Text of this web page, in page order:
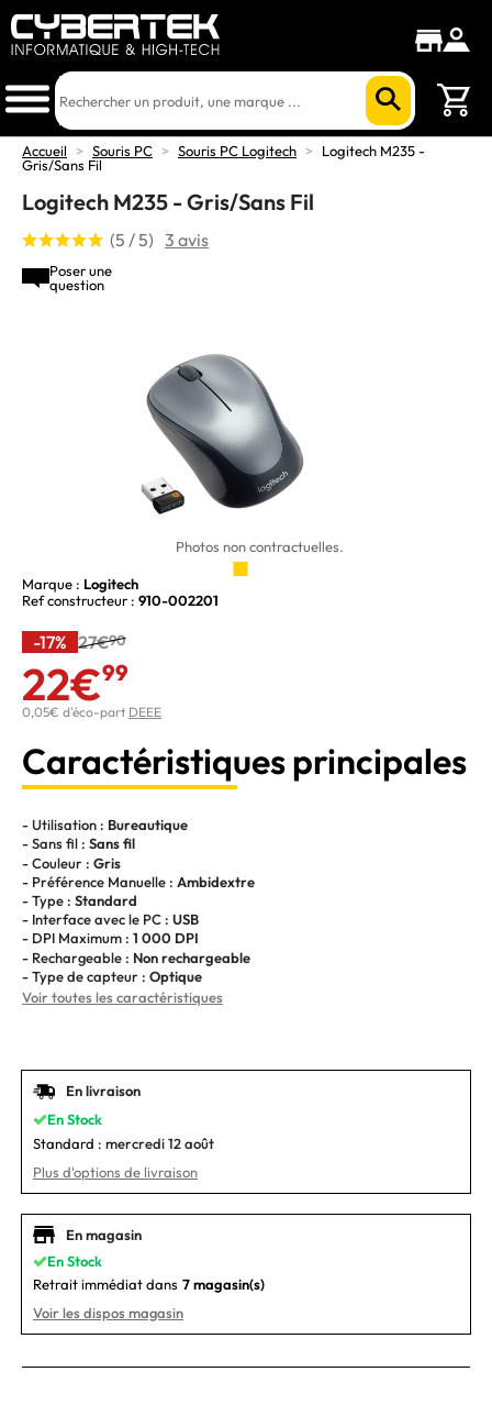
Accueil > Souris PC > Souris PC Logitech >
Logitech M235 -
Gris/Sans Fil
Logitech M235 - Gris/Sans Fil
(5 / 5) 3 avis
Poser une
question
Photos non contractuelles.
Marque : Logitech
Ref constructeur : 910-002201
-17% 27€90
22€99
0,05€ d'éco-part DEEE
Caractéristiques principales
- Utilisation : Bureautique
- Sans fil : Sans fil
- Couleur : Gris
- Préférence Manuelle : Ambidextre
- Type : Standard
- Interface avec le PC : USB
- DPI Maximum : 1 000 DPI
- Rechargeable : Non rechargeable
- Type de capteur : Optique
Voir toutes les caractéristiques
En livraison
En Stock
Standard : mercredi 12 août
Plus d'options de livraison
En magasin
En Stock
Retrait immédiat dans 7 magasin(s)
Voir les dispos magasin